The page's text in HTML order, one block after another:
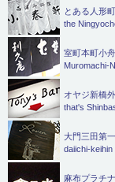
とある人形
the
室町本町小
Muromachi-
オヤジ新橋
that's
大門三田第
daiichi-keihin
麻布プラチ